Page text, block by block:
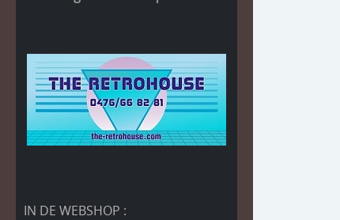
IN DE WEBSHOP :